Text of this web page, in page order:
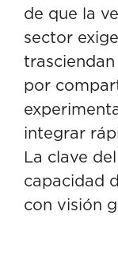
de que la
sector
por
integrar
La clave
capacidad
con visión